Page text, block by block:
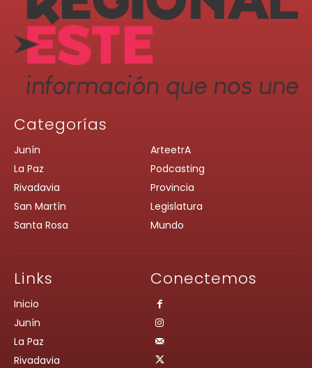
Categorías
Junín
La Paz
Rivadavia
San Martín
Santa Rosa
ArteetrA
Podcasting
Provincia
Legislatura
Mundo
Links
Inicio
Junín
La Paz
Rivadavia
Conectemos